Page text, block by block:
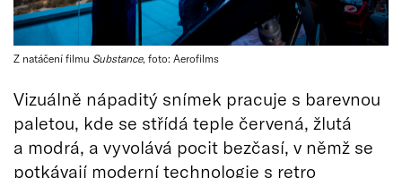
Z natáčení filmu Substance, foto: Aerofilms
Vizuálně nápaditý snímek pracuje s barevnou
paletou, kde se střídá teple červená, žlutá
a modrá, a vyvolává pocit bezčasí, v němž se
potkávají moderní technologie s retro